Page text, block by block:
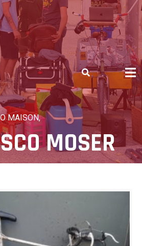
MAISON,
MOSER